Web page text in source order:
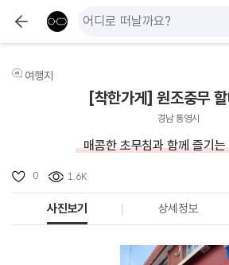
여행지
[착한가게] 원조충무
경남 통영시
매콤한 초무침과 함께 즐기는
0 1.6K
사진보기 상세정보